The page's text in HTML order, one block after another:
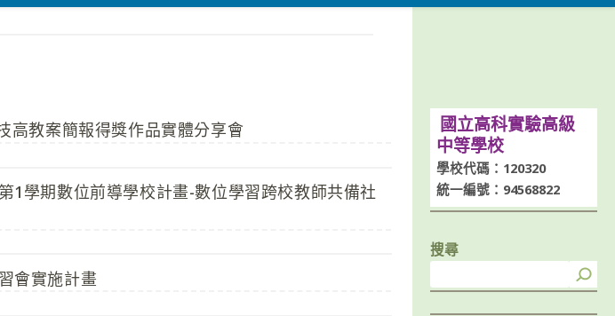
高教案簡報得獎作品實體分享會
1學期數位前導學校計畫-數位學習跨校教師共備社
會實施計畫
國立高科實驗高級
中等學校
學校代碼：120320
統一編號：94568822
搜尋